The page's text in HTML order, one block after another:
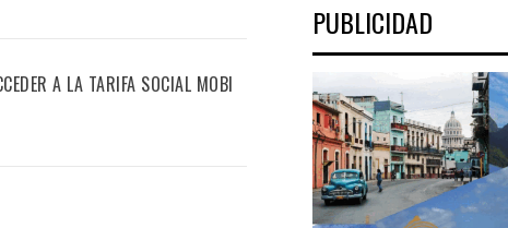
A LA TARIFA SOCIAL MOBI
PUBLICIDAD